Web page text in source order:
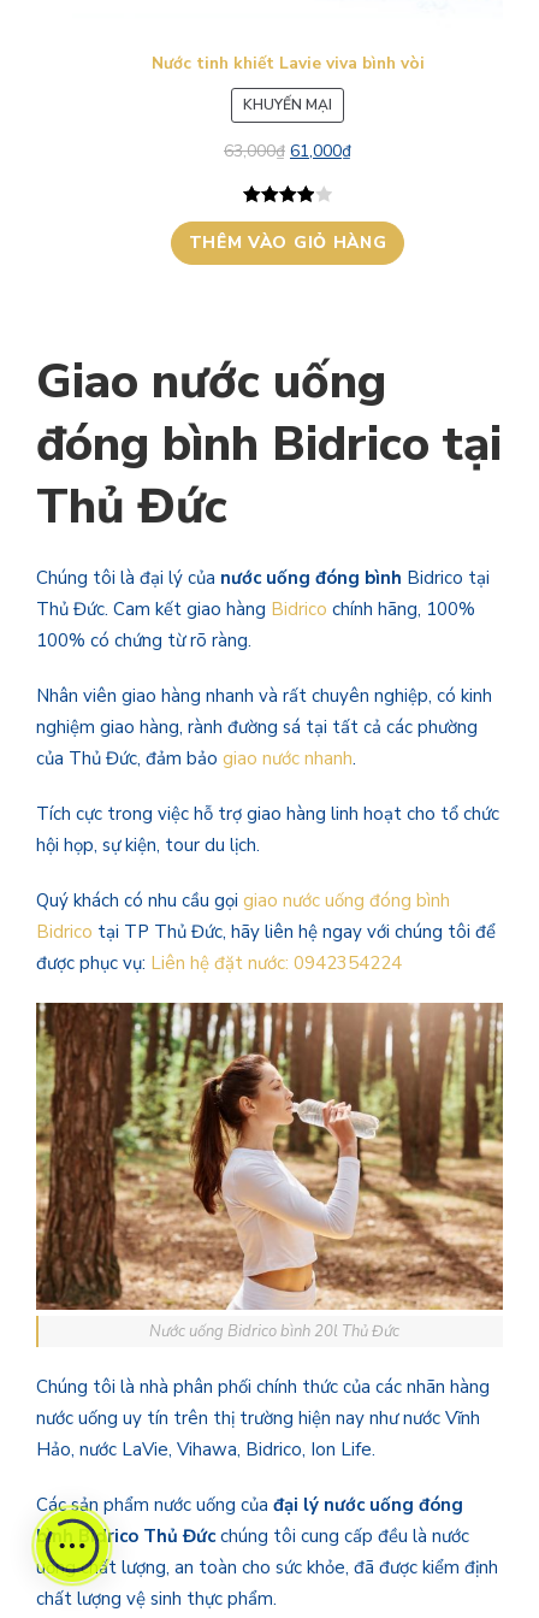
Nước tinh khiết Lavie viva bình vòi
KHUYẾN MẠI
PHẨM
ĐANG
63,000₫ 61,000₫
4.00trên
5 dựa trên
1
THÊM VÀO GIỎ HÀNG
Giao nước uống
đóng bình Bidrico tại
Thủ Đức
Chúng tôi là đại lý của nước uống đóng bình Bidrico tại
Thủ Đức. Cam kết giao hàng Bidrico chính hãng, 100%
100% có chứng từ rõ ràng.
Nhân viên giao hàng nhanh và rất chuyên nghiệp, có kinh
nghiệm giao hàng, rành đường sá tại tất cả các phường
của Thủ Đức, đảm bảo giao nước nhanh.
Tích cực trong việc hỗ trợ giao hàng linh hoạt cho tổ chức
hội họp, sự kiện, tour du lịch.
Quý khách có nhu cầu gọi giao nước uống đóng bình
Bidrico tại TP Thủ Đức, hãy liên hệ ngay với chúng tôi để
được phục vụ: Liên hệ đặt nước: 0942354224
Nước uống Bidrico bình 20l Thủ Đức
Chúng tôi là nhà phân phối chính thức của các nhãn hàng
nước uống uy tín trên thị trường hiện nay như nước Vĩnh
Hảo, nước LaVie, Vihawa, Bidrico, Ion Life.
Các sản phẩm nước uống của đại lý nước uống đóng
bình Bidrico Thủ Đức chúng tôi cung cấp đều là nước
uống chất lượng, an toàn cho sức khỏe, đã được kiểm định
chất lượng vệ sinh thực phẩm.